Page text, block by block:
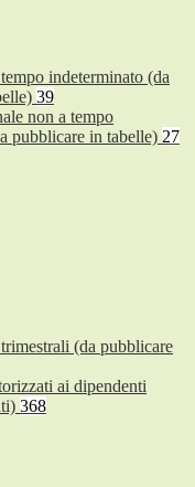
indeterminato (da
39
non a tempo
pubblicare in tabelle) 27
(da pubblicare
ai dipendenti
368